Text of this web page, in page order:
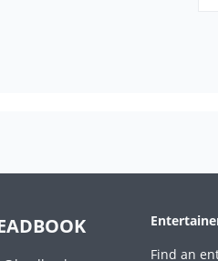
Find an